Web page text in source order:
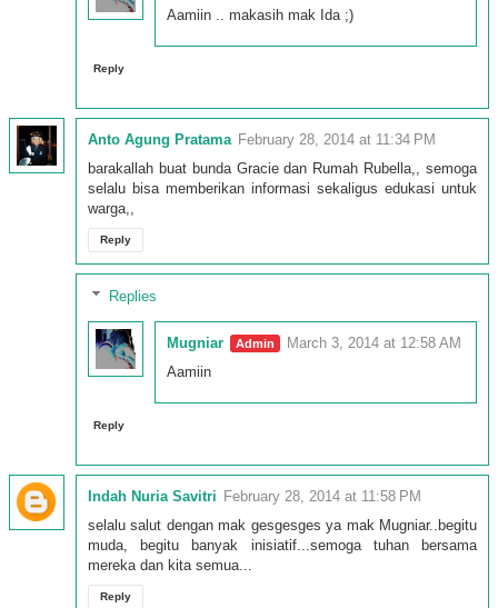
Aamiin .. makasih mak Ida ;)
Reply
Anto Agung Pratama February 28, 2014 at 11:34 PM
barakallah buat bunda Gracie dan Rumah Rubella,, semoga
selalu bisa memberikan informasi sekaligus edukasi untuk
warga,,
Reply
Replies
Mugniar
March 3, 2014 at 12:58 AM
Aamiin
Reply
Indah Nuria Savitri February 28, 2014 at 11:58 PM
selalu salut dengan mak gesgesges ya mak Mugniar..begitu
muda, begitu banyak inisiatif...semoga tuhan bersama
mereka dan kita semua...
Reply